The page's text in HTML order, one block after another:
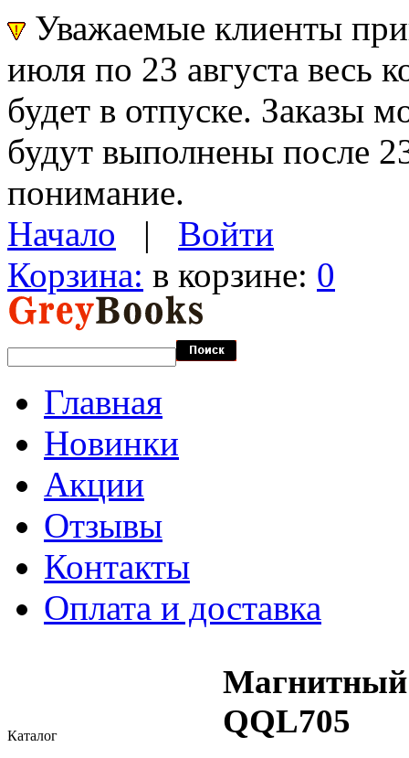
Уважаемые клиенты
июля по 23 августа весь
будет в отпуске. Заказы
будут выполнены после
понимание.
Начало | Войти
Корзина: в корзине: 0
Главная
Новинки
Акции
Отзывы
Контакты
Оплата и доставка
Каталог
Магнитный
QQL705